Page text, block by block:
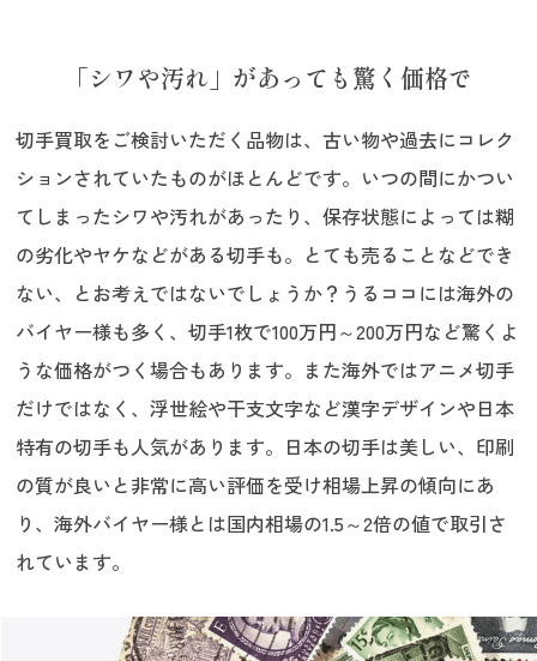
「シワや汚れ」があっても驚く価格で
切手買取をご検討いただく品物は、古い物や過去にコレク
ションされていたものがほとんどです。いつの間にかつい
てしまったシワや汚れがあったり、保存状態によっては糊
の劣化やヤケなどがある切手も。とても売ることなどでき
ない、とお考えではないでしょうか？うるココには海外の
バイヤー様も多く、切手1枚で100万円～200万円など驚くよ
うな価格がつく場合もあります。また海外ではアニメ切手
だけではなく、浮世絵や干支文字など漢字デザインや日本
特有の切手も人気があります。日本の切手は美しい、印刷
の質が良いと非常に高い評価を受け相場上昇の傾向にあ
り、海外バイヤー様とは国内相場の1.5～2倍の値で取引さ
れています。